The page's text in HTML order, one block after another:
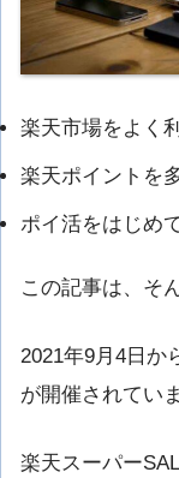
楽天市場をよく
楽天ポイントを
ポイ活をはじめ
この記事は、そ
2021年9月4日か
が開催されてい
楽天スーパー